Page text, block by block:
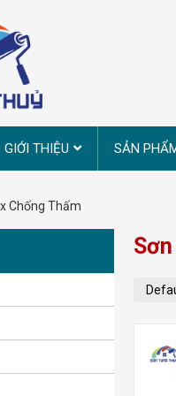
GIỚI THIỆU SẢN
Chống Thấm